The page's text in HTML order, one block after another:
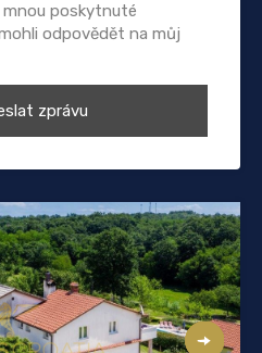
mnou poskytnuté
odpovědět na můj
zprávu